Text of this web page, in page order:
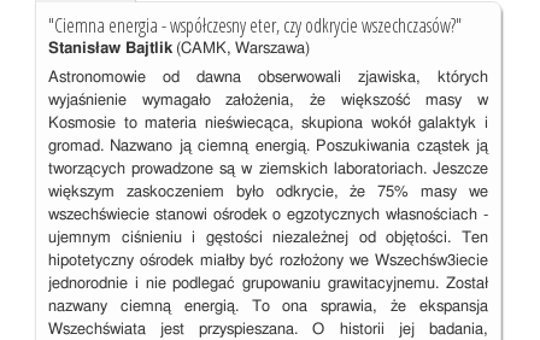
"Ciemna energia - współczesny eter, czy odkrycie wszechczasów?"
Stanisław Bajtlik(CAMK, Warszawa)
Astronomowie od dawna obserwowali zjawiska, których
wyjaśnienie wymagało założenia, że większość masy w
Kosmosie to materia nieświecąca, skupiona wokół galaktyk i
gromad. Nazwano ją ciemną energią. Poszukiwania cząstek ją
tworzących prowadzone są w ziemskich laboratoriach. Jeszcze
większym zaskoczeniem było odkrycie, że 75% masy we
wszechświecie stanowi ośrodek o egzotycznych własnościach -
ujemnym ciśnieniu i gęstości niezależnej od objętości. Ten
hipotetyczny ośrodek miałby być rozłożony we Wszechśw3iecie
jednorodnie i nie podlegać grupowaniu grawitacyjnemu. Został
nazwany ciemną energią. To ona sprawia, że ekspansja
Wszechświata jest przyspieszana. O historii jej badania,